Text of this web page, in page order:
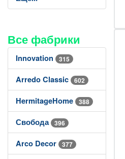
Все фабрики
Innovation 315
Arredo Classic 602
HermitageHome 388
Свобода 396
Arco Decor 377